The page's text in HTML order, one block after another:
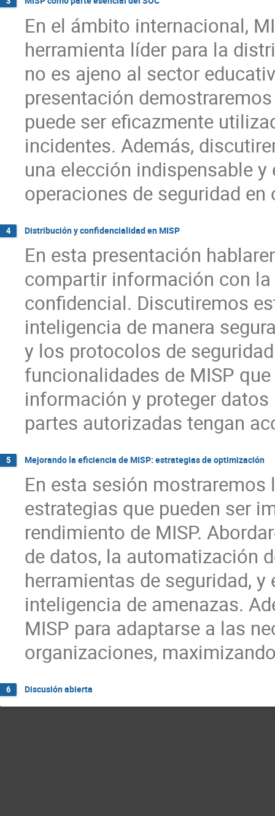
En el ámbito internacional,
herramienta líder para la
no es ajeno al sector
presentación
puede ser eficazmente
incidentes. Además,
una elección indispensable
operaciones de seguridad
4 Distribución y confidencialidad en MISP
En esta presentación
compartir información con
confidencial. Discutiremos
inteligencia de manera
y los protocolos de
funcionalidades de MISP
información y proteger
partes autorizadas tengan
5 Mejorando la eficiencia de MISP: estrategias de optimización
En esta sesión
estrategias que pueden ser
rendimiento de MISP.
de datos, la automatización
herramientas de seguridad,
inteligencia de amenazas.
MISP para adaptarse a las
organizaciones,
6 Discusión abierta